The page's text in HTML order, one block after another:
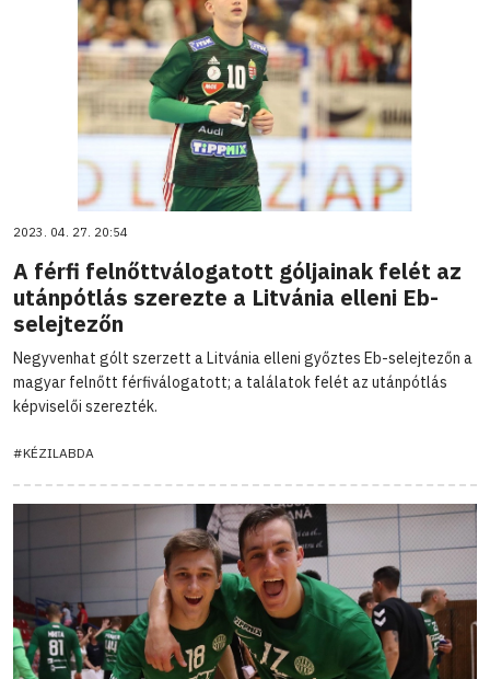
2023. 04. 27. 20:54
A férfi felnőttválogatott góljainak felét az
utánpótlás szerezte a Litvánia elleni Eb-
selejtezőn
Negyvenhat gólt szerzett a Litvánia elleni győztes Eb-selejtezőn a
magyar felnőtt férfiválogatott; a találatok felét az utánpótlás
képviselői szerezték.
#KÉZILABDA